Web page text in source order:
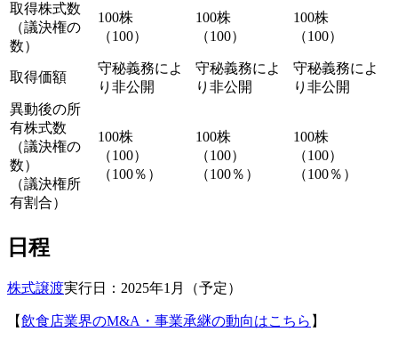
取得株式数
（議決権の
数）
100株
（100）
100株
（100）
100株
（100）
取得価額
守秘義務によ
り非公開
守秘義務によ
り非公開
守秘義務によ
り非公開
異動後の所
有株式数
（議決権の
数）
（議決権所
有割合）
100株
（100）
（100％）
100株
（100）
（100％）
100株
（100）
（100％）
日程
株式譲渡実行日：2025年1月（予定）
【飲食店業界のM&A・事業承継の動向はこちら 】